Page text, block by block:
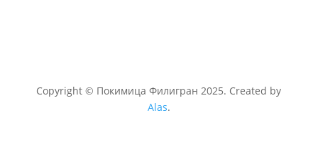
Copyright© Покимица Филигран 2025. Created by
Alas.